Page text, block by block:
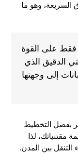
السريعة، وهو ما
فقط على القوة
الدقيق الذي
إلى وجهتها
بفضل التخطيط
مقتنياتك، لذا
التنقل بين المدن.